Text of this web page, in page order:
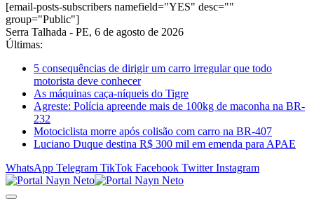
[email-posts-subscribers namefield="YES" desc=""
group="Public"]
Serra Talhada - PE, 6 de agosto de 2026
Últimas:
5 consequências de dirigir um carro irregular que todo
motorista deve conhecer
As máquinas caça-níqueis do Tigre
Agreste: Polícia apreende mais de 100kg de maconha na BR-
232
Motociclista morre após colisão com carro na BR-407
Luciano Duque destina R$ 300 mil em emenda para APAE
WhatsApp Telegram TikTok Facebook Twitter Instagram